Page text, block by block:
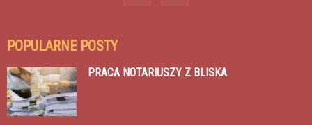
POPULARNE POSTY
PRACA NOTARIUSZY Z BLISKA